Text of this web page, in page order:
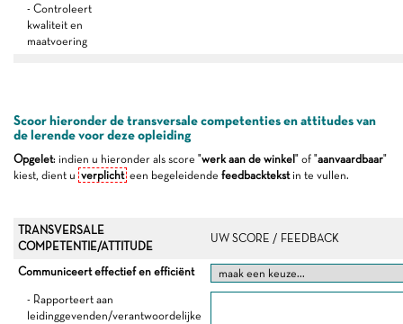
- Controleert
kwaliteit en
maatvoering
Scoor hieronder de transversale competenties en attitudes van
de lerende voor deze opleiding
Opgelet: indien u hieronder als score "werk aan de winkel " of "aanvaardbaar"
kiest, dient u verplicht een begeleidende feedbacktekstin te vullen.
TRANSVERSALE
COMPETENTIE/ATTITUDE
UW SCORE / FEEDBACK
Communiceert effectief en efficiënt
- Rapporteert aan
leidinggevenden/verantwoordelijke